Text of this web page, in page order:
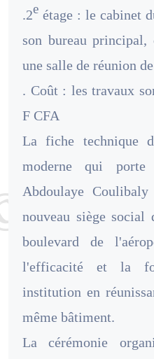
.2e étage : le cabinet
son bureau
une salle de réunion
. Coût : les travaux
F CFA
La fiche technique
moderne qui
Abdoulaye
nouveau siège
boulevard de
l'efficacité et la
institution en
même bâtiment.
La cérémonie